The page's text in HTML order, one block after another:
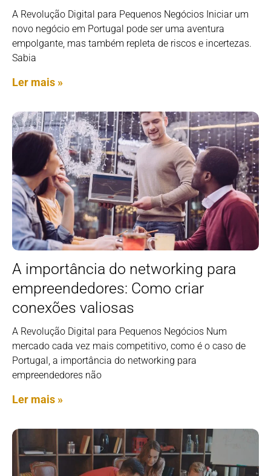
A Revolução Digital para Pequenos Negócios Iniciar um
novo negócio em Portugal pode ser uma aventura
empolgante, mas também repleta de riscos e incertezas.
Sabia
Ler mais »
A importância do networking para
empreendedores: Como criar
conexões valiosas
A Revolução Digital para Pequenos Negócios Num
mercado cada vez mais competitivo, como é o caso de
Portugal, a importância do networking para
empreendedores não
Ler mais »